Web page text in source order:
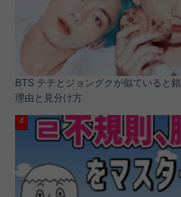
BTS テテとジョングクが似ていると
理由と見分け方